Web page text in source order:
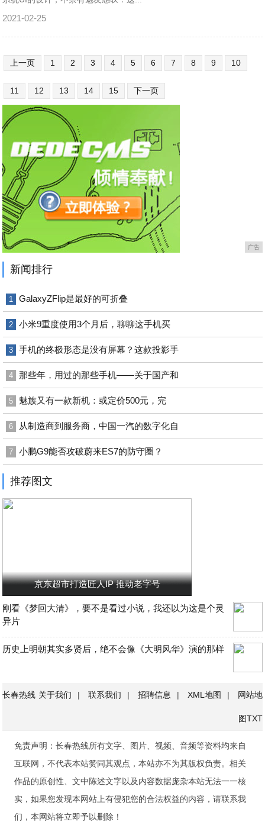
2021-02-25
上一页 1 2 3 4 5 6 7 8 9 10
11 12 13 14 15 下一页
广告
新闻排行
1 GalaxyZFlip是最好的可折叠
2 小米9重度使用3个月后，聊聊这手机买
3 手机的终极形态是没有屏幕？这款投影手
4 那些年，用过的那些手机——关于国产和
5 魅族又有一款新机：或定价500元，完
6 从制造商到服务商，中国一汽的数字化自
7 小鹏G9能否攻破蔚来ES7的防守圈？
推荐图文
京东超市打造匠人IP 推动老字号
刚看《梦回大清》，要不是看过小说，我还以为这是个灵
异片
历史上明朝其实多贤后，绝不会像《大明风华》演的那样
长春热线 关于我们 | 联系我们 | 招聘信息 | XML地图 | 网站地
图TXT
免责声明：长春热线所有文字、图片、视频、音频等资料均来自
互联网，不代表本站赞同其观点，本站亦不为其版权负责。相关
作品的原创性、文中陈述文字以及内容数据庞杂本站无法一一核
实，如果您发现本网站上有侵犯您的合法权益的内容，请联系我
们，本网站将立即予以删除！